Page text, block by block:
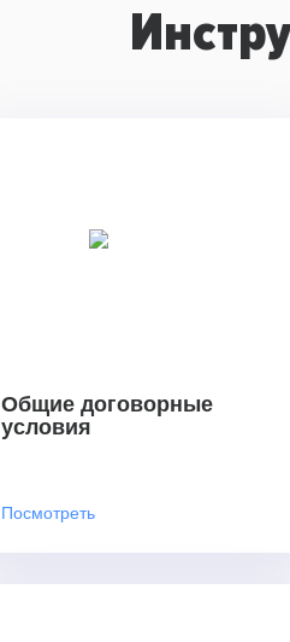
Общие договорные
условия
Посмотреть